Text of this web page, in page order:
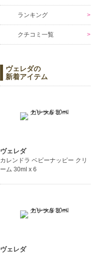
ランキング
クチコミ一覧
ヴェレダの
新着アイテム
ヴェレダ
カレンドラ ベビーナッピー クリ
ーム 30ml x 6
ヴェレダ